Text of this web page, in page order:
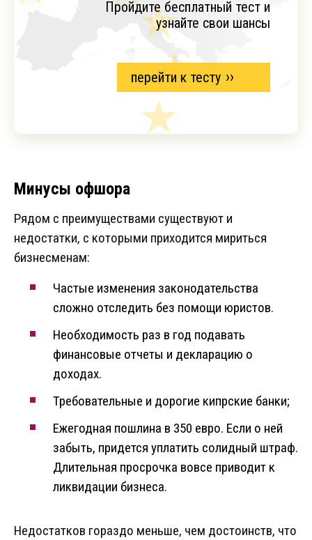
Пройдите бесплатный тест и
узнайте свои шансы
перейти к тесту
Минусы офшора
Рядом с преимуществами существуют и
недостатки, с которыми приходится мириться
бизнесменам:
Частые изменения законодательства
сложно отследить без помощи юристов.
Необходимость раз в год подавать
финансовые отчеты и декларацию о
доходах.
Требовательные и дорогие кипрские банки;
Ежегодная пошлина в 350 евро. Если о ней
забыть, придется уплатить солидный штраф.
Длительная просрочка вовсе приводит к
ликвидации бизнеса.
Недостатков гораздо меньше, чем достоинств, что